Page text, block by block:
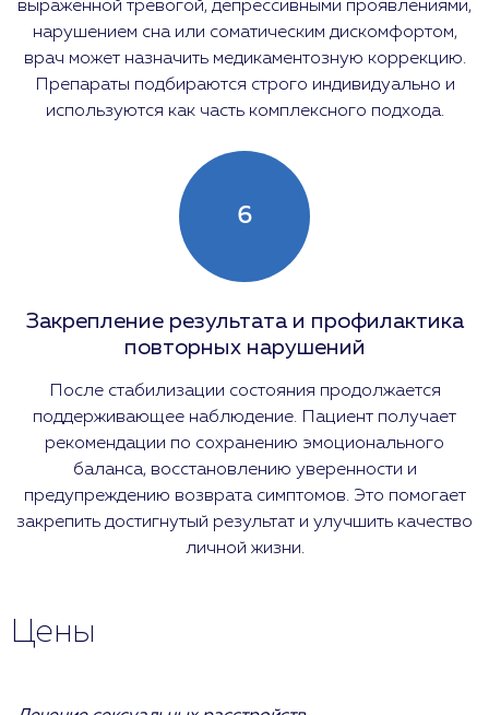
выраженной тревогой, депрессивными проявлениями,
нарушением сна или соматическим дискомфортом,
врач может назначить медикаментозную коррекцию.
Препараты подбираются строго индивидуально и
используются как часть комплексного подхода.
6
Закрепление результата и профилактика
повторных нарушений
После стабилизации состояния продолжается
поддерживающее наблюдение. Пациент получает
рекомендации по сохранению эмоционального
баланса, восстановлению уверенности и
предупреждению возврата симптомов. Это помогает
закрепить достигнутый результат и улучшить качество
личной жизни.
Цены